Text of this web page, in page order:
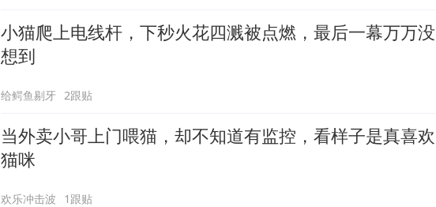
小猫爬上电线杆，下秒火花四溅被点燃，最后一幕万万没
想到
给鳄鱼剔牙 2跟贴
当外卖小哥上门喂猫，却不知道有监控，看样子是真喜欢
猫咪
欢乐冲击波 1跟贴